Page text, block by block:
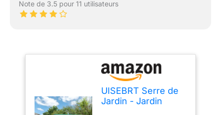
Note de 3.5 pour 11 utilisateurs
UISEBRT Serre de
Jardin - Jardin